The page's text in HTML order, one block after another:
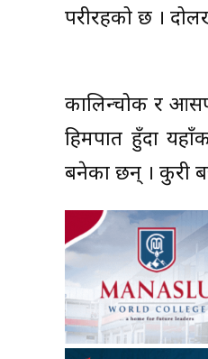
परीरहको छ ।
कालिन्चोक र
हिमपात हुँदा
बनेका छन् । कुरी